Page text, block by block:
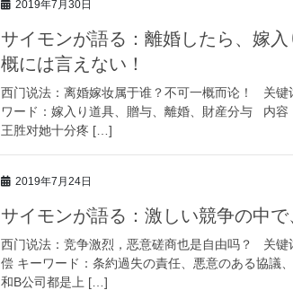
2019年7月30日
サイモンが語る：離婚したら、嫁
概には言えない！
西门说法：离婚嫁妆属于谁？不可一概而论！ 关键
ワード：嫁入り道具、贈与、離婚、財産分与 内
王胜对她十分疼 […]
2019年7月24日
サイモンが語る：激しい競争の中
西门说法：竞争激烈，恶意磋商也是自由吗？ 关键
偿 キーワード：条約過失の責任、悪意のある協
和B公司都是上 […]